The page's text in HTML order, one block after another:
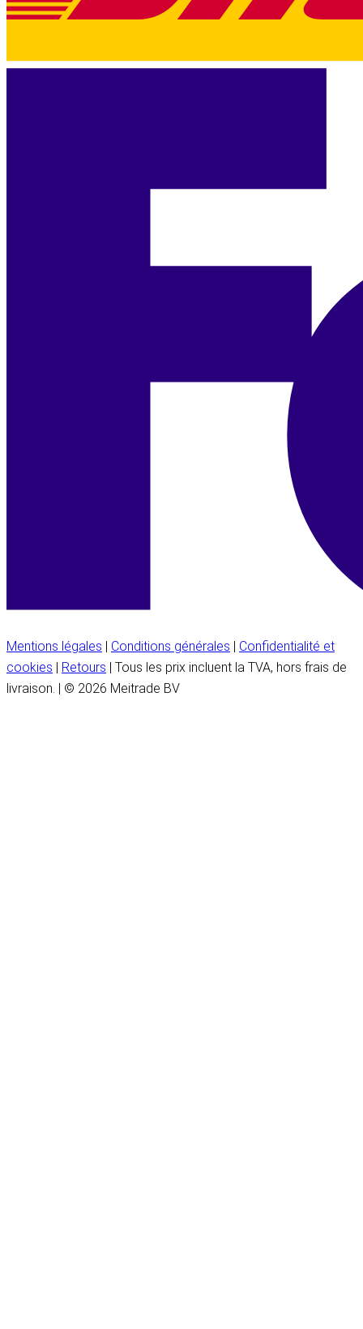
Mentions légales | Conditions générales | Confidentialité et
cookies | Retours | Tous les prix incluent la TVA, hors frais de
livraison. | © 2026 Meitrade BV